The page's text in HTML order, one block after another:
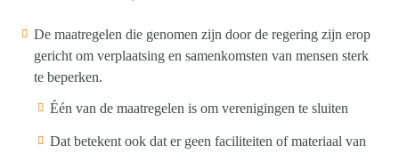
De maatregelen die genomen zijn door de regering zijn erop
gericht om verplaatsing en samenkomsten van mensen sterk
te beperken.
Één van de maatregelen is om verenigingen te sluiten
Dat betekent ook dat er geen faciliteiten of materiaal van